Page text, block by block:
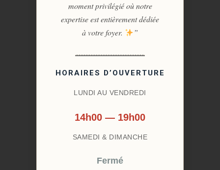
moment privilégié où notre
expertise est entièrement dédiée
à votre foyer.
”
HORAIRES D’OUVERTURE
LUNDI AU VENDREDI
14h00 — 19h00
SAMEDI & DIMANCHE
Fermé